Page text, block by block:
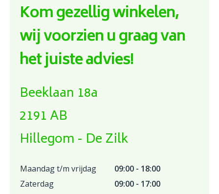
Kom gezellig winkelen,
wij voorzien u graag van
het juiste advies!
Beeklaan 18a
2191 AB
Hillegom - De Zilk
Maandag t/m vrijdag
09:00 - 18:00
Zaterdag
09:00 - 17:00